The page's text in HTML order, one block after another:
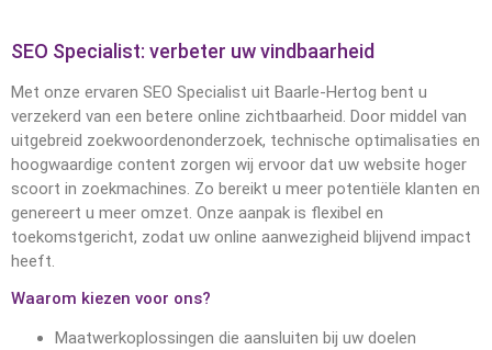
SEO Specialist: verbeter uw vindbaarheid
Met onze ervaren SEO Specialist uit Baarle-Hertog bent u
verzekerd van een betere online zichtbaarheid. Door middel van
uitgebreid zoekwoordenonderzoek, technische optimalisaties en
hoogwaardige content zorgen wij ervoor dat uw website hoger
scoort in zoekmachines. Zo bereikt u meer potentiële klanten en
genereert u meer omzet. Onze aanpak is flexibel en
toekomstgericht, zodat uw online aanwezigheid blijvend impact
heeft.
Waarom kiezen voor ons?
Maatwerkoplossingen die aansluiten bij uw doelen